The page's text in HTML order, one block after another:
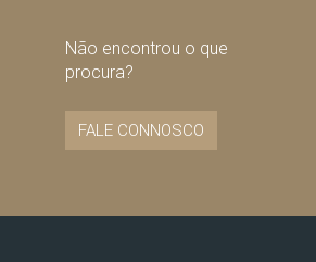
Não encontrou o que
procura?
FALE CONNOSCO